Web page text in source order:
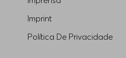
Imprint
Política De Privacidade